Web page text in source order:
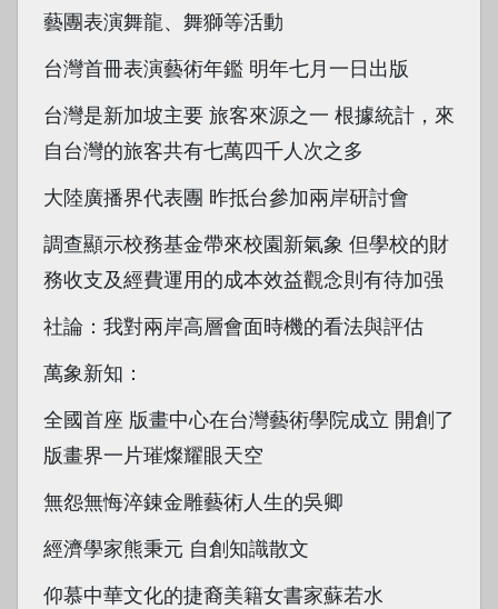
藝團表演舞龍、舞獅等活動
台灣首冊表演藝術年鑑 明年七月一日出版
台灣是新加坡主要 旅客來源之一 根據統計，來
自台灣的旅客共有七萬四千人次之多
大陸廣播界代表團 昨抵台參加兩岸研討會
調查顯示校務基金帶來校園新氣象 但學校的財
務收支及經費運用的成本效益觀念則有待加强
社論：我對兩岸高層會面時機的看法與評估
萬象新知：
全國首座 版畫中心在台灣藝術學院成立 開創了
版畫界一片璀燦耀眼天空
無怨無悔淬錬金雕藝術人生的吳卿
經濟學家熊秉元 自創知識散文
仰慕中華文化的捷裔美籍女書家蘇若水